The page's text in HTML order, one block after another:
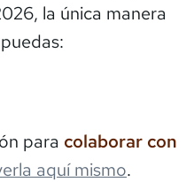
la única manera
para colaborar con
aquí mismo.